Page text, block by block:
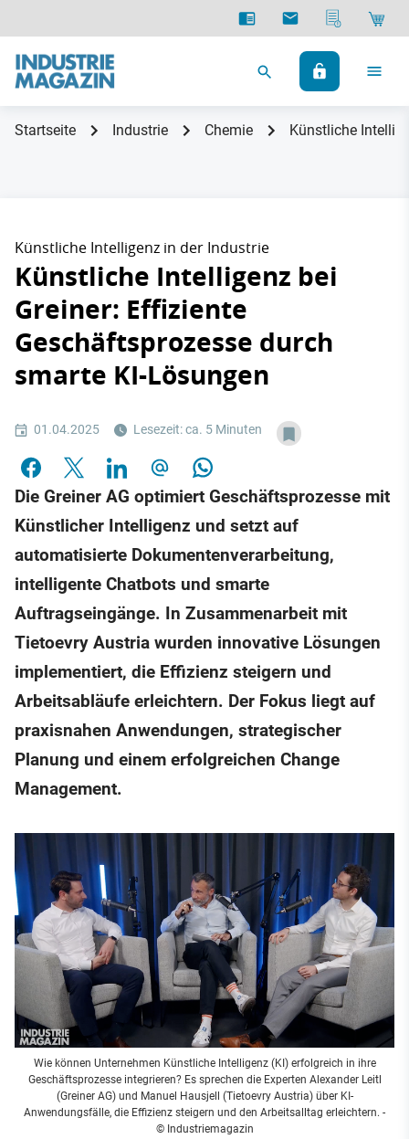
Startseite Industrie Chemie Künstliche
Künstliche Intelligenz in der Industrie
Künstliche Intelligenz bei
Greiner: Effiziente
Geschäftsprozesse durch
smarte KI-Lösungen
01.04.2025 Lesezeit: ca. 5 Minuten
Die Greiner AG optimiert Geschäftsprozesse mit
Künstlicher Intelligenz und setzt auf
automatisierte Dokumentenverarbeitung,
intelligente Chatbots und smarte
Auftragseingänge. In Zusammenarbeit mit
Tietoevry Austria wurden innovative Lösungen
implementiert, die Effizienz steigern und
Arbeitsabläufe erleichtern. Der Fokus liegt auf
praxisnahen Anwendungen, strategischer
Planung und einem erfolgreichen Change
Management.
Wie können Unternehmen Künstliche Intelligenz (KI) erfolgreich in ihre
Geschäftsprozesse integrieren? Es sprechen die Experten Alexander Leitl
(Greiner AG) und Manuel Hausjell (Tietoevry Austria) über KI-
Anwendungsfälle, die Effizienz steigern und den Arbeitsalltag erleichtern. -
© Industriemagazin